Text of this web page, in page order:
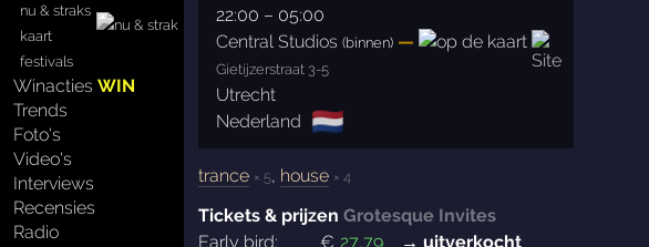
nu & straks
kaart
festivals
WinactiesWIN
Trends
Foto's
Video's
Interviews
Recensies
Radio
22:00 – 05:00
Central Studios (binnen) —
Gietijzerstraat 3-5
Utrecht
Nederland 🇳🇱
trance × 5, house × 4
Tickets & prijzen Grotesque Invites
Early bird:
€ 27,79
→ uitverkocht